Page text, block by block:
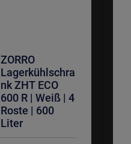
ZORRO
Lagerkühlschra
nk ZHT ECO
600 R | Weiß | 4
Roste | 600
Liter